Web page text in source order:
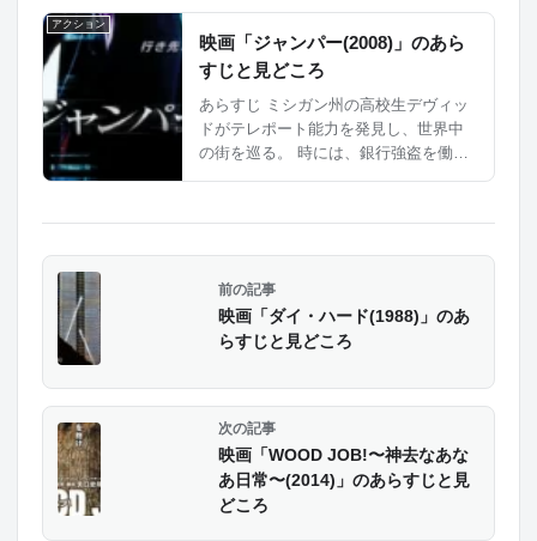
申し出を受け入れ、新しい生活を始め
ますが、薬の服用を忘れ、断片的に、
何かの光景が見えるようになってく...
アクション
映画「ジャンパー(2008)」のあら
すじと見どころ
あらすじ ミシガン州の高校生デヴィッ
ドがテレポート能力を発見し、世界中
の街を巡る。 時には、銀行強盗を働く
殺を使命とする組織「パラディン」の
映画「ダイ・ハード(1988)」のあ
らすじと見どころ
映画「WOOD JOB!〜神去なあな
あ日常〜(2014)」のあらすじと見
どころ